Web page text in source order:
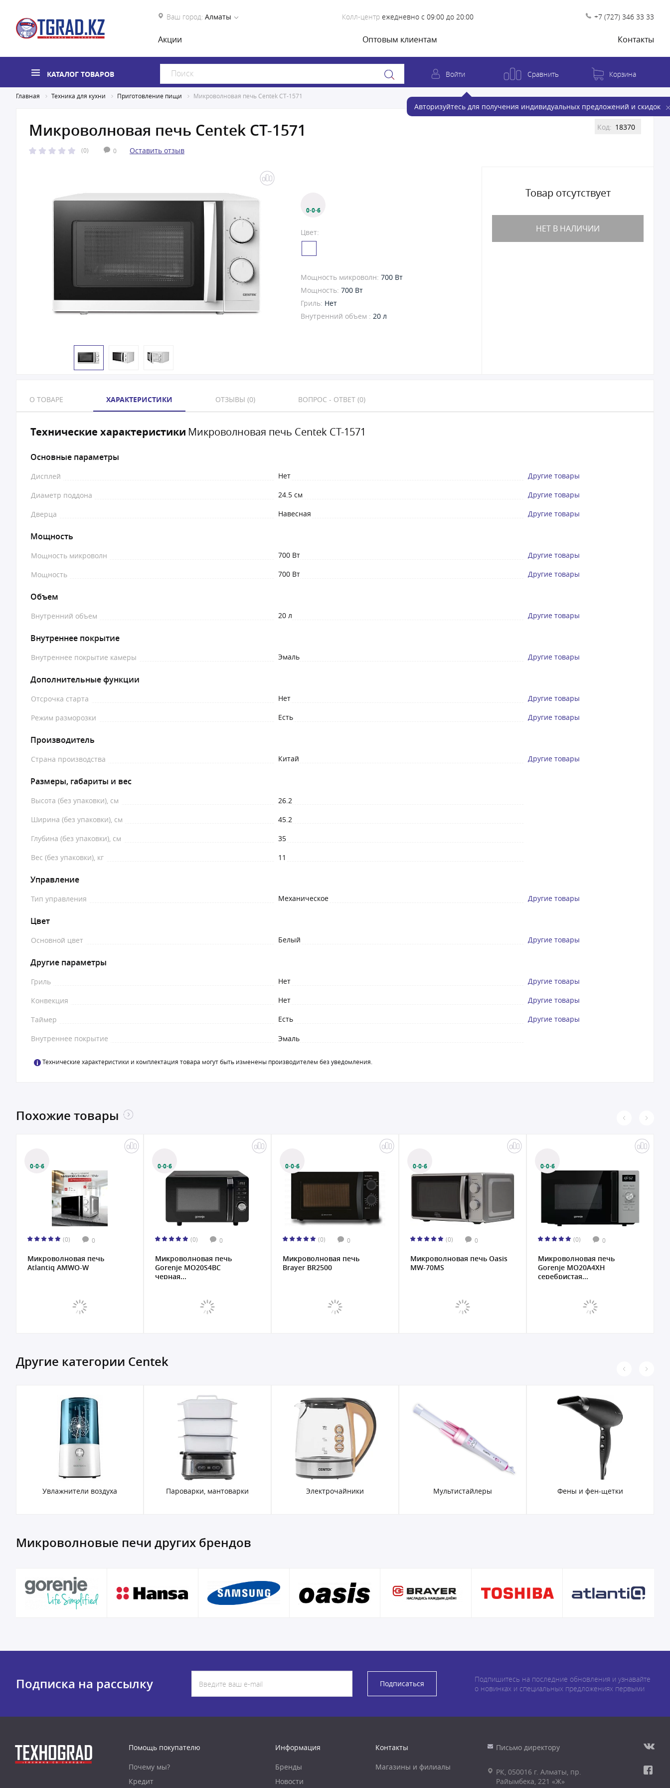
Ваш город: Алматы Колл-центр ежедневно с 09:00 до 20:00 +7 (727) 346 33 33
Акции Оптовым клиентам Контакты
КАТАЛОГ ТОВАРОВ Войти
Авторизуйтесь для получения индивидуальных предложений и скидок
Сравнить Корзина
Главная Техника для кухни Приготовление пищи Микроволновая печь Centek CT-1571
Микроволновая печь Centek CT-1571
(0) 0 Оставить отзыв
Код: 18370
0·0·6
Цвет:
Мощность микроволн: 700 Вт
Мощность: 700 Вт
Гриль: Нет
Внутренний объем : 20 л
Товар отсутствует
НЕТ В НАЛИЧИИ
О ТОВАРЕ ХАРАКТЕРИСТИКИ ОТЗЫВЫ (0) ВОПРОС - ОТВЕТ (0)
Технические характеристики Микроволновая печь Centek CT-1571
Основные параметры
Дисплей Нет Другие товары
Диаметр поддона 24.5 см Другие товары
Дверца Навесная Другие товары
Мощность
Мощность микроволн 700 Вт Другие товары
Мощность 700 Вт Другие товары
Объем
Внутренний объем 20 л Другие товары
Внутреннее покрытие
Внутреннее покрытие камеры Эмаль Другие товары
Дополнительные функции
Отсрочка старта Нет Другие товары
Режим разморозки Есть Другие товары
Производитель
Страна производства Китай Другие товары
Размеры, габариты и вес
Высота (без упаковки), см
26.2
Ширина (без упаковки), см
45.2
Глубина (без упаковки), см
35
Вес (без упаковки), кг
11
Управление
Тип управления Механическое Другие товары
Цвет
Основной цвет Белый Другие товары
Другие параметры
Гриль Нет Другие товары
Конвекция Нет Другие товары
Таймер Есть Другие товары
Внутреннее покрытие Эмаль
Технические характеристики и комплектация товара могут быть изменены производителем без уведомления.
Похожие товары
0·0·6
(0) 0
Микроволновая печь
Atlantiq AMWO-W
0·0·6
(0) 0
Микроволновая печь
Gorenje MO20S4BC
черная...
0·0·6
(0) 0
Микроволновая печь
Brayer BR2500
0·0·6
(0) 0
Микроволновая печь Oasis
MW-70MS
0·0·6
(0) 0
Микроволновая печь
Gorenje MO20A4XH
серебристая...
Другие категории Centek
Увлажнители воздуха Пароварки, мантоварки Электрочайники Мультистайлеры Фены и фен-щетки
Микроволновые печи других брендов
Подписка на рассылку Подписаться
Подпишитесь на последние обновления и узнавайте
о новинках и специальных предложениях первыми
Помощь покупателю
Почему мы?
Кредит
Информация
Бренды
Новости
Контакты
Магазины и филиалы
Письмо директору
РК, 050016 г. Алматы, пр.
Райымбека, 221 «Ж»